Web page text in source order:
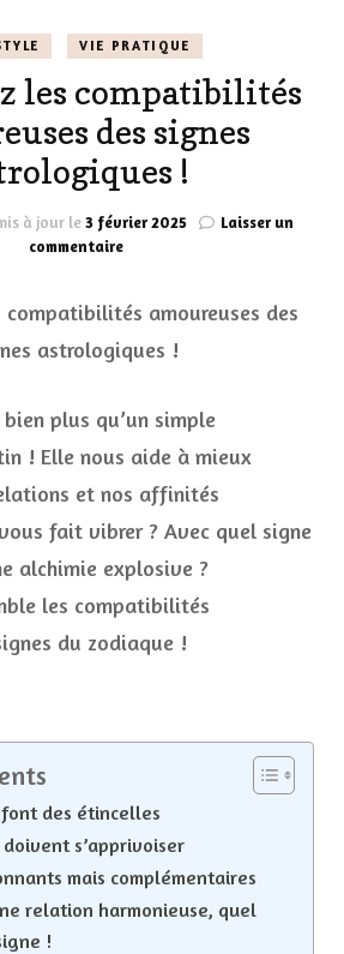
VIE PRATIQUE
les compatibilités
des signes
!
à jour le3 février 2025
Laisser un
commentairesur
compatibilités
amoureuses
des
astrologiques
bien plus qu’un simple
! Elle nous aide à mieux
et nos affinités
fait vibrer ? Avec quel signe
alchimie explosive ?
les compatibilités
du zodiaque !
des étincelles
s’apprivoiser
mais complémentaires
relation harmonieuse, quel
!